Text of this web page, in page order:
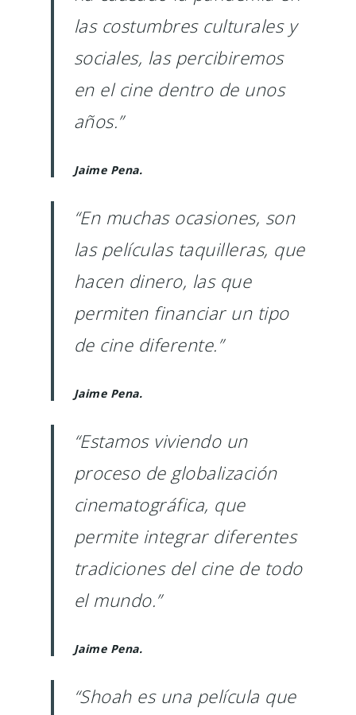
las costumbres culturales y
sociales, las percibiremos
en el cine dentro de unos
años.”
Jaime Pena.
“En muchas ocasiones, son
las películas taquilleras, que
hacen dinero, las que
permiten financiar un tipo
de cine diferente.”
Jaime Pena.
“Estamos viviendo un
proceso de globalización
cinematográfica, que
permite integrar diferentes
tradiciones del cine de todo
el mundo.”
Jaime Pena.
“Shoah es una película que